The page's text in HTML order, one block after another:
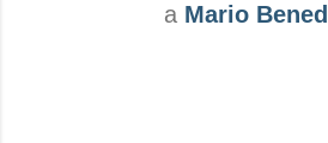
a Mario